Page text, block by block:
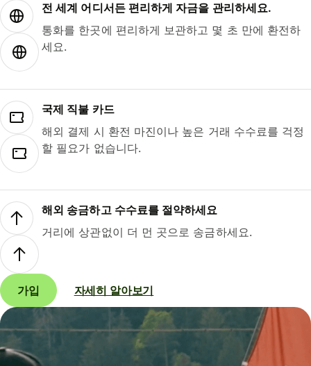
전 세계 어디서든 편리하게 자금을 관리하세요.
통화를 한곳에 편리하게 보관하고 몇 초 만에 환전하
세요.
국제 직불 카드
해외 결제 시 환전 마진이나 높은 거래 수수료를 걱정
할 필요가 없습니다.
해외 송금하고 수수료를 절약하세요
거리에 상관없이 더 먼 곳으로 송금하세요.
가입 자세히 알아보기